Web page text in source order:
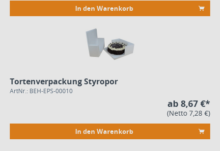
In den Warenkorb
Tortenverpackung Styropor
ArtNr.: BEH-EPS-00010
ab 8,67 €*
(Netto 7,28 €)
In den Warenkorb